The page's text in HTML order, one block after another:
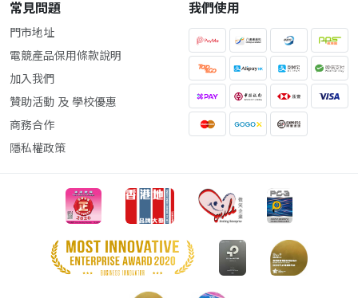
常見問題
門市地址
電競產品保用條款說明
加入我們
贊助活動 及 學校優惠
商務合作
隱私權政策
我們使用